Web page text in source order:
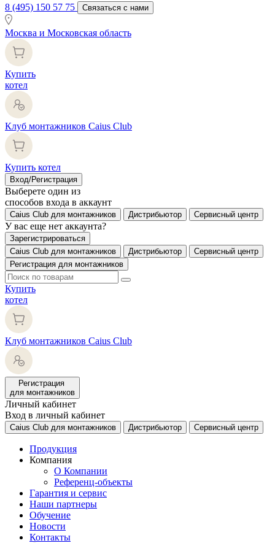
8 (495) 150 57 75 Связаться с нами
Москва и Московская область
Купить
котел
Клуб монтажников Caius Club
Купить котел
Вход/Регистрация
Выберете один из
способов входа в аккаунт
Caius Club для монтажников Дистрибьютор Сервисный центр
У вас еще нет аккаунта?
Зарегистрироваться
Caius Club для монтажников
Дистрибьютор
Сервисный центр
Регистрация для монтажников
Купить
котел
Клуб монтажников Caius Club
Регистрация
для монтажников
Личный кабинет
Вход в личный кабинет
Caius Club для монтажников Дистрибьютор Сервисный центр
Продукция
Компания
О Компании
Референц-объекты
Гарантия и сервис
Наши партнеры
Обучение
Новости
Контакты